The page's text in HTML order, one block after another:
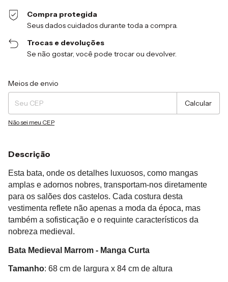
Compra protegida
Seus dados cuidados durante toda a compra.
Trocas e devoluções
Se não gostar, você pode trocar ou devolver.
Entregas para o CEP:
Meios de envio
Calcular
Não sei meu CEP
Descrição
Esta bata, onde os detalhes luxuosos, como mangas
amplas e adornos nobres, transportam-nos diretamente
para os salões dos castelos. Cada costura desta
vestimenta reflete não apenas a moda da época, mas
também a sofisticação e o requinte característicos da
nobreza medieval.
Bata Medieval Marrom - Manga Curta
Tamanho: 68 cm de largura x 84 cm de altura